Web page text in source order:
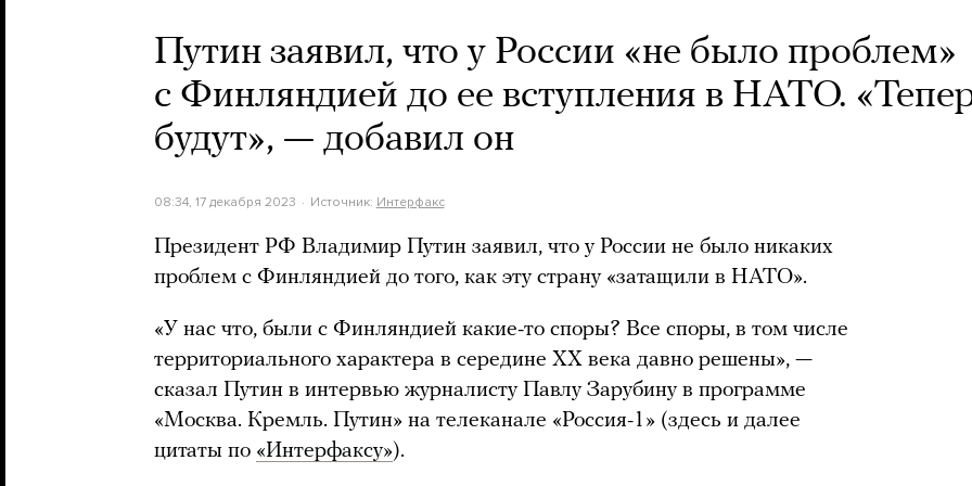
Путин заявил, что у России «не было проблем»
с Финляндией до ее вступления в НАТО.
будут», — добавил он
08:34, 17 декабря 2023 Источник: Интерфакс
Президент РФ Владимир Путин заявил, что у России не было никаких
проблем с Финляндией до того, как эту страну «затащили в НАТО».
«У нас что, были с Финляндией какие-то споры? Все споры, в том числе
территориального характера в середине XX века давно решены», —
сказал Путин в интервью журналисту Павлу Зарубину в программе
«Москва. Кремль. Путин» на телеканале «Россия-1» (здесь и далее
цитаты по «Интерфаксу»).